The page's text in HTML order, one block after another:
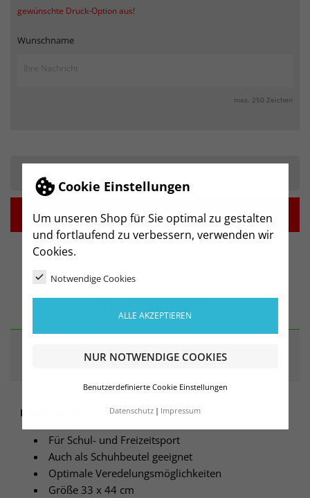
Cookie Einstellungen
Um unseren Shop für Sie optimal zu gestalten
und fortlaufend zu verbessern, verwenden wir
Cookies.
Notwendige Cookies
ALLE AKZEPTIEREN
NUR NOTWENDIGE COOKIES
Benutzerdefinierte Cookie Einstellungen
Datenschutz Impressum
gewünschte Druck-Option aus!
Wunschname
max. 250 Zeichen
 IN DEN WARENKORB
ARTIKELDETAILS
Produktdetails:
Für Schul- und Freizeitsport
Auch als Schuhbeutel geeignet
Optimale Veredelungsmöglichkeiten
Größe 33 x 44 cm